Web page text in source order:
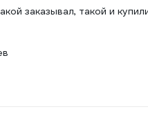
заказывал, такой и